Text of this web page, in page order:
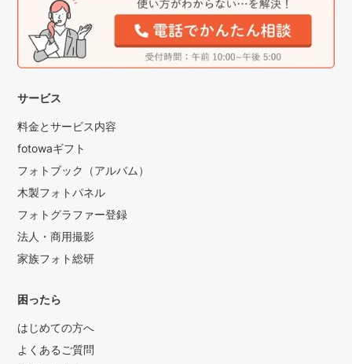
サービス
料金とサービス内容
fotowaギフト
フォトブック（アルバム）
木製フォトパネル
フォトグラファー登録
法人・商用撮影
家族フォト総研
困ったら
はじめての方へ
よくあるご質問